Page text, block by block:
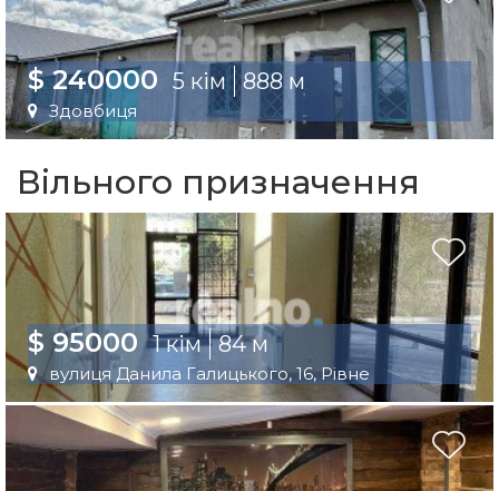
$ 240000 5 кім 888 м
Здовбиця
Вільного призначення
$ 95000 1 кім 84 м
вулиця Данила Галицького, 16, Рівне